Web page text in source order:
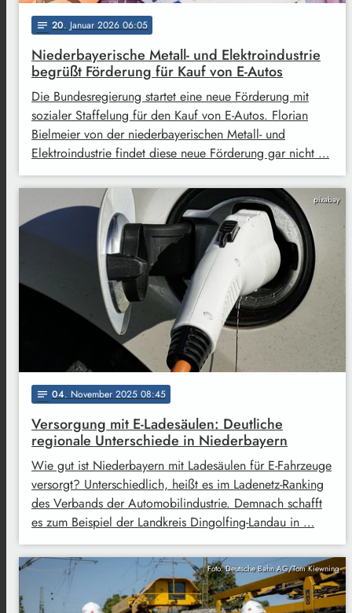
notes 20. Januar 2026 06:05
Niederbayerische Metall- und Elektroindustrie
begrüßt Förderung für Kauf von E-Autos
Die Bundesregierung startet eine neue Förderung mit
sozialer Staffelung für den Kauf von E-Autos. Florian
Bielmeier von der niederbayerischen Metall- und
Elektroindustrie findet diese neue Förderung gar nicht …
pixabay
notes 04. November 2025 08:45
Versorgung mit E-Ladesäulen: Deutliche
regionale Unterschiede in Niederbayern
Wie gut ist Niederbayern mit Ladesäulen für E-Fahrzeuge
versorgt? Unterschiedlich, heißt es im Ladenetz-Ranking
des Verbands der Automobilindustrie. Demnach schafft
es zum Beispiel der Landkreis Dingolfing-Landau in …
Foto: Deutsche Bahn AG/Tom Kiewning